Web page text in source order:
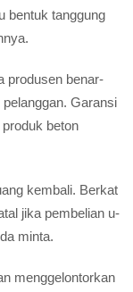
bentuk tanggung
produsen benar-
Garansi
beton
kembali. Berkat
jika pembelian u-
minta.
menggelontorkan